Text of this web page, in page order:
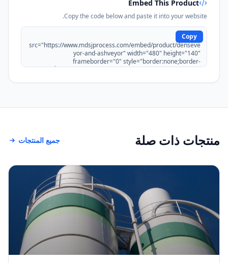
Embed This Product
Copy the code below and paste it into your website.
Copy
منتجات ذات صلة جميع المنتجات